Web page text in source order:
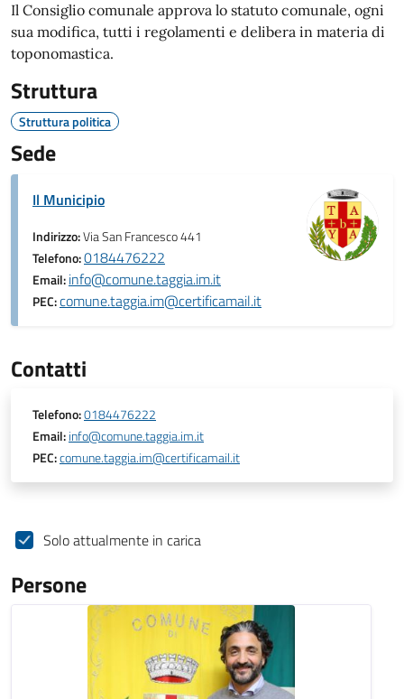
Il Consiglio comunale approva lo statuto comunale, ogni
sua modifica, tutti i regolamenti e delibera in materia di
toponomastica.
Struttura
Struttura politica
Sede
Il Municipio
Indirizzo:Via San Francesco 441
Telefono:0184476222
Email:info@comune.taggia.im.it
PEC:comune.taggia.im@certificamail.it
Contatti
Telefono:0184476222
Email:info@comune.taggia.im.it
PEC:comune.taggia.im@certificamail.it
Solo attualmente in carica
Persone